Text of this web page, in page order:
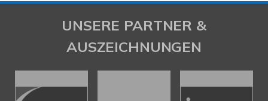
UNSERE PARTNER &
AUSZEICHNUNGEN